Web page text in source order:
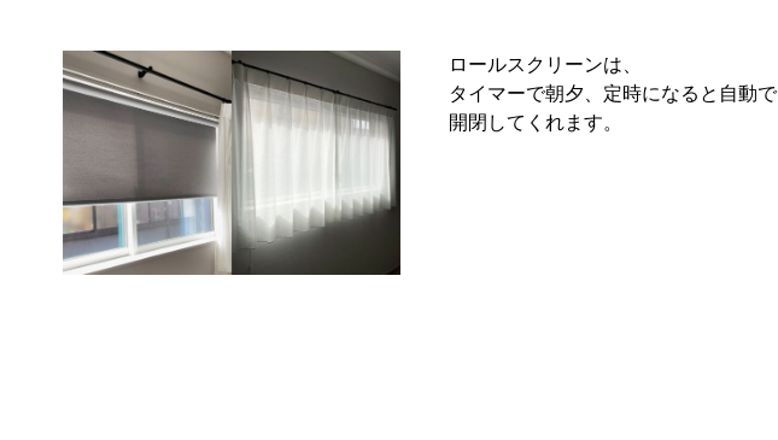
ロールスクリーンは、
タイマーで朝夕、定時になると自動で
開閉してくれます。